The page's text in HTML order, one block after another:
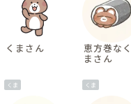
くまさん 恵方巻なく
まさん
くま くま